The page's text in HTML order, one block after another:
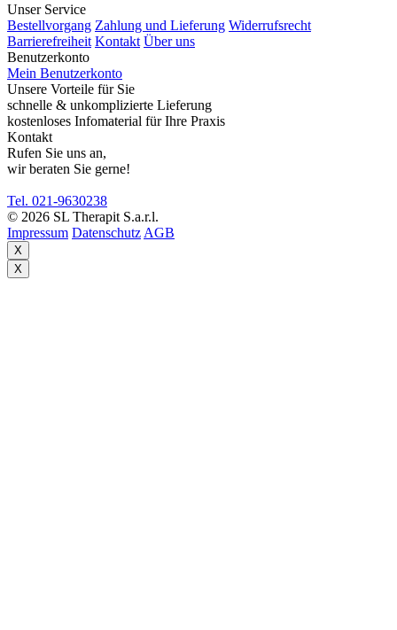
Unser Service
Bestellvorgang Zahlung und Lieferung Widerrufsrecht
Barrierefreiheit Kontakt Über uns
Benutzerkonto
Mein Benutzerkonto
Unsere Vorteile für Sie
schnelle & unkomplizierte Lieferung
kostenloses Infomaterial für Ihre Praxis
Kontakt
Rufen Sie uns an,
wir beraten Sie gerne!
Tel. 021-9630238
© 2026 SL Therapit S.a.r.l.
Impressum Datenschutz AGB
X
X